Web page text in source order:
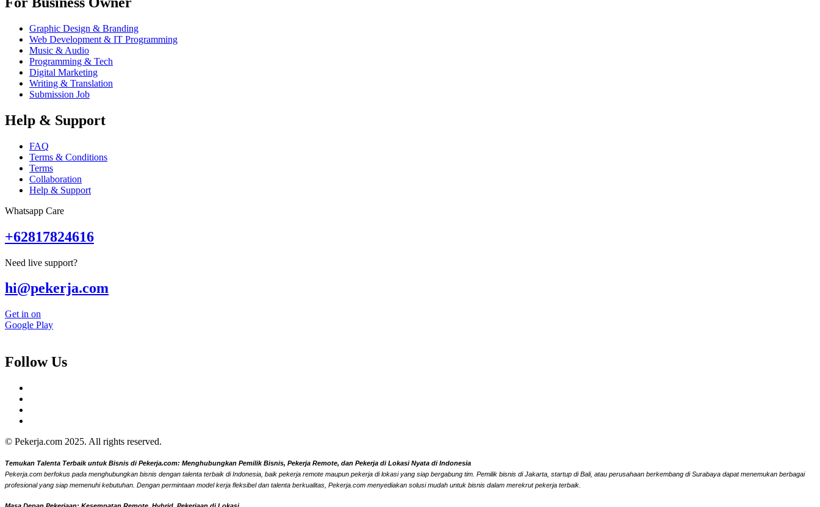
Graphic Design & Branding
Web Development & IT Programming
Music & Audio
Programming & Tech
Digital Marketing
Writing & Translation
Submission Job
Help & Support
FAQ
Terms & Conditions
Terms
Collaboration
Help & Support
Whatsapp Care
+62817824616
Need live support?
hi@pekerja.com
Get in on
Google Play
Follow Us
© Pekerja.com 2025. All rights reserved.
Temukan Talenta Terbaik untuk Bisnis di Pekerja.com: Menghubungkan Pemilik Bisnis, Pekerja Remote, dan Pekerja di Lokasi Nyata di Indonesia
Pekerja.com berfokus pada menghubungkan bisnis dengan talenta terbaik di Indonesia, baik pekerja remote maupun pekerja di lokasi yang siap bergabung tim. Pemilik bisnis di Jakarta, startup di Bali, atau perusahaan berkembang di Surabaya dapat menemukan berbagai
profesional yang siap memenuhi kebutuhan. Dengan permintaan model kerja fleksibel dan talenta berkualitas, Pekerja.com menyediakan solusi mudah untuk bisnis dalam merekrut pekerja terbaik.